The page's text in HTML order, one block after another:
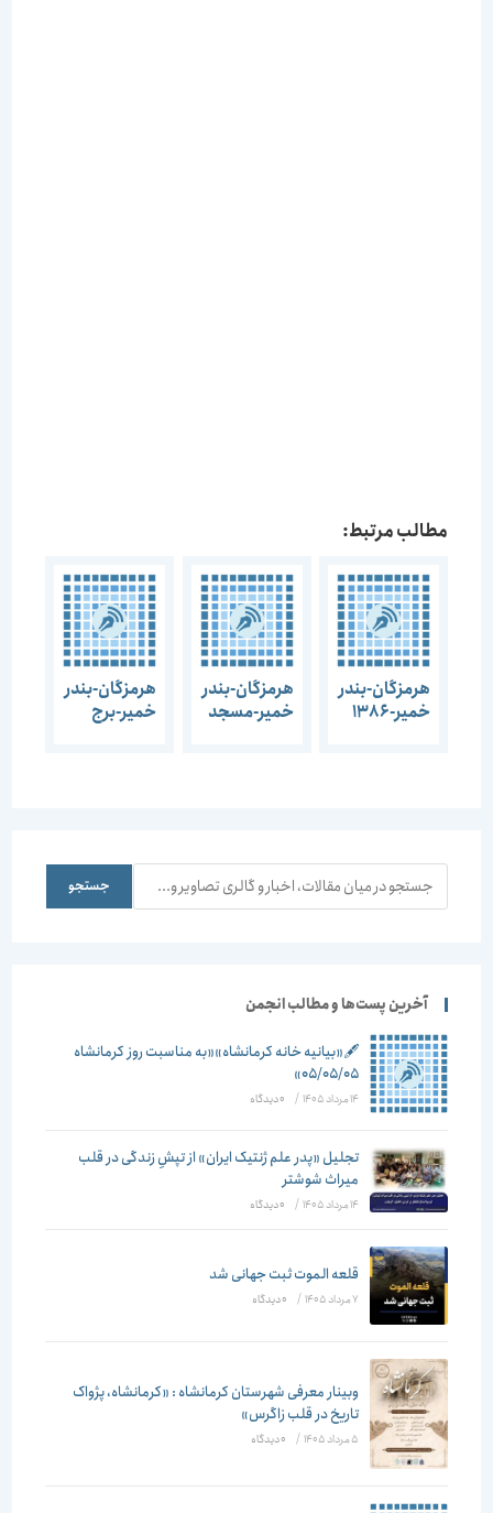
مطالب مرتبط:
هرمزگان-بندر
خمیر-1386
هرمزگان-بندر
خمیر-مسجد
هرمزگان-بندر
خمیر-برج
جستجو جستجو
آخرین پست‌ها و مطالب انجمن
🖋️«بیانیه خانه کرمانشاه»«به مناسبت روز کرمانشاه
۰۵/۰۵/۰۵»
14 مرداد 1405 / ۰ دیدگاه
تجلیل «پدر علم ژنتیک ایران» از تپشِ زندگی در قلب
میراث شوشتر
14 مرداد 1405 / ۰ دیدگاه
قلعه الموت ثبت جهانی شد
7 مرداد 1405 / ۰ دیدگاه
وبینار معرفی شهرستان کرمانشاه : «کرمانشاه، پژواک
تاریخ در قلب زاگرس»
5 مرداد 1405 / ۰ دیدگاه